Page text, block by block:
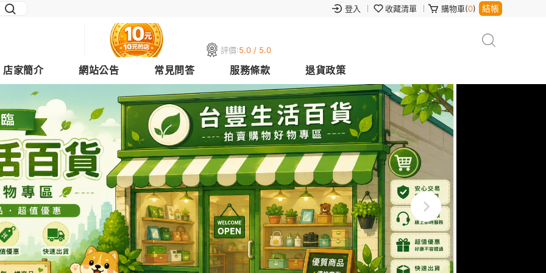
登入 收藏清單 購物車(0) 結帳
評價:5.0 / 5.0
店家簡介 網站公告 常見問答 服務條款 退貨政策